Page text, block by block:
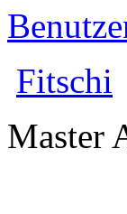
Fitschi
Master